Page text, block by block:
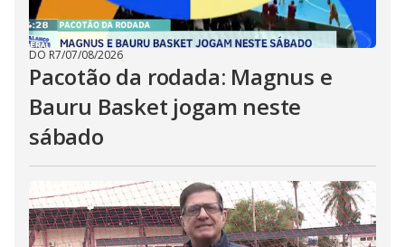
DO R7/07/08/2026
Pacotão da rodada: Magnus e
Bauru Basket jogam neste
sábado